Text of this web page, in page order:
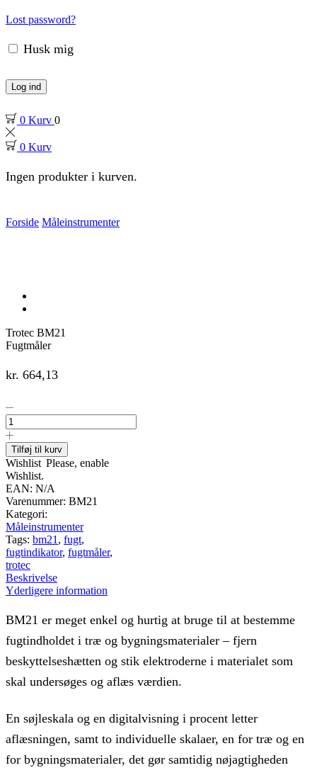
Lost password?
Husk mig
Log ind
0 Kurv 0
0 Kurv
Ingen produkter i kurven.
Forside Måleinstrumenter
Trotec BM21
Fugtmåler
kr. 664,13
Trotec
Fugtmåler
antal
Tilføj til kurv
Wishlist Please, enable
Wishlist.
EAN: N/A
Varenummer: BM21
Kategori:
Måleinstrumenter
Tags: bm21 , fugt,
fugtindikator, fugtmåler,
trotec
Beskrivelse
Yderligere information
BM21 er meget enkel og hurtig at bruge til at bestemme
fugtindholdet i træ og bygningsmaterialer – fjern
beskyttelseshætten og stik elektroderne i materialet som
skal undersøges og aflæs værdien.
En søjleskala og en digitalvisning i procent letter
aflæsningen, samt to individuelle skalaer, en for træ og en
for bygningsmaterialer, det gør samtidig nøjagtigheden